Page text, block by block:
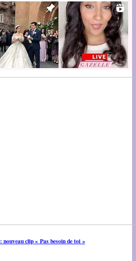
clip « Pas besoin de toi »